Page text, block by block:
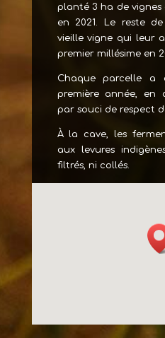
planté 3 ha de
en 2021. Le reste
vieille vigne qui leur
premier millésime en
Chaque parcelle a
première année, en
par souci de respect
À la cave, les
aux levures
filtrés, ni collés.